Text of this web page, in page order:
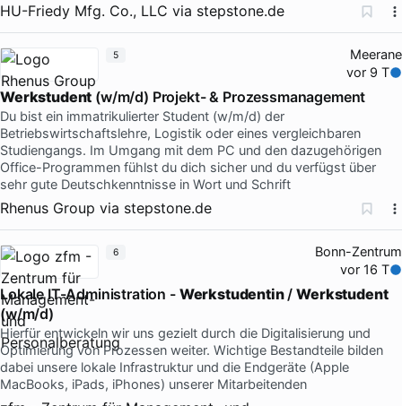
HU-Friedy Mfg. Co., LLC via stepstone.de
Meerane
vor 9 T
Werkstudent (w/m/d) Projekt- & Prozessmanagement
Du bist ein immatrikulierter Student (w/m/d) der
Betriebswirtschaftslehre, Logistik oder eines vergleichbaren
Studiengangs. Im Umgang mit dem PC und den dazugehörigen
Office-Programmen fühlst du dich sicher und du verfügst über
sehr gute Deutschkenntnisse in Wort und Schrift
Rhenus Group via stepstone.de
5
Bonn-Zentrum
vor 16 T
Lokale IT-Administration - Werkstudentin/Werkstudent
(w/m/d)
Hierfür entwickeln wir uns gezielt durch die Digitalisierung und
Optimierung von Prozessen weiter. Wichtige Bestandteile bilden
dabei unsere lokale Infrastruktur und die Endgeräte (Apple
MacBooks, iPads, iPhones) unserer Mitarbeitenden
6